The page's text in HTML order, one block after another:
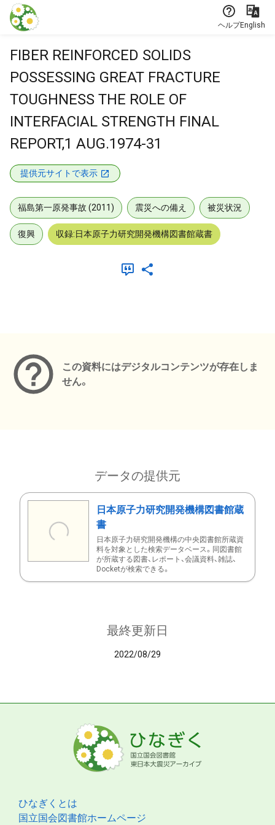
本文に飛ぶ
ヘルプEnglish
FIBER REINFORCED SOLIDS
POSSESSING GREAT FRACTURE
TOUGHNESS THE ROLE OF
INTERFACIAL STRENGTH FINAL
REPORT,1 AUG.1974-31
提供元サイトで表示
福島第一原発事故 (2011) 震災への備え 被災状況
復興 収録:日本原子力研究開発機構図書館蔵書
この資料にはデジタルコンテンツが存在しま
せん。
データの提供元
日本原子力研究開発機構図書館蔵
書
日本原子力研究開発機構の中央図書館所蔵資
料を対象とした検索データベース。同図書館
が所蔵する図書、レポート、会議資料、雑誌、
Docketが検索できる。
最終更新日
2022/08/29
ひなぎくとは
国立国会図書館ホームページ